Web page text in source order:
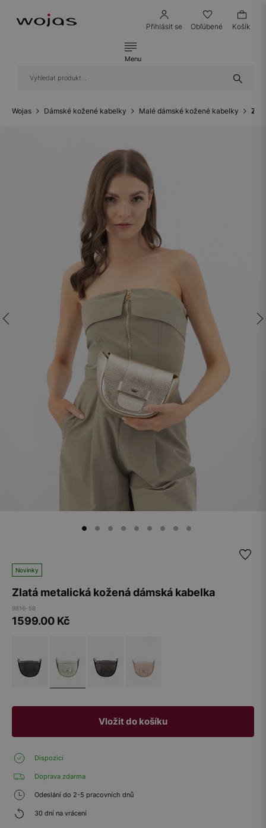
Přihlásit se Obľúbené Košík
Menu
Wojas Dámské kožené kabelky Malé dámské kožené kabelky
Novinky
Zlatá metalická kožená dámská kabelka
9816-58
1599.00 Kč
Vložit do košíku
Dispozici
Doprava zdarma
Odeslání do 2-5 pracovních dnů
30 dní na vrácení